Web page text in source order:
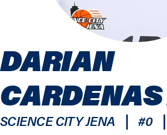
DARIAN
SCIENCE CITY JENA | #0 |